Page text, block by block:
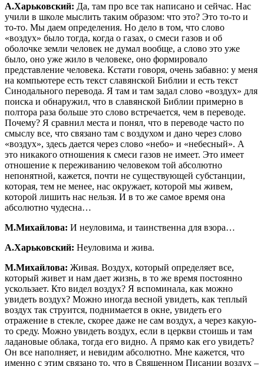
А.Харьковский: Да, там про все так написано и сейчас. Нас
учили в школе мыслить таким образом: что это? Это то-то и
то-то. Мы даем определения. Но дело в том, что слово
«воздух» было тогда, когда о газах, о смеси газов и об
оболочке земли человек не думал вообще, а слово это уже
было, оно уже жило в человеке, оно формировало
представление человека. Кстати говоря, очень забавно: у меня
на компьютере есть текст славянской Библии и есть текст
Синодального перевода. Я там и там задал слово «воздух» для
поиска и обнаружил, что в славянской Библии примерно в
полтора раза больше это слово встречается, чем в переводе.
Почему? Я сравнил места и понял, что в переводе часто по
смыслу все, что связано там с воздухом и дано через слово
«воздух», здесь дается через слово «небо» и «небесный». А
это никакого отношения к смеси газов не имеет. Это имеет
отношение к переживанию человеком той абсолютно
непонятной, кажется, почти не существующей субстанции,
которая, тем не менее, нас окружает, которой мы живем,
которой лишить нас нельзя. И в то же самое время она
абсолютно чудесна…
М.Михайлова: И неуловима, и таинственна для взора…
А.Харьковский: Неуловима и жива.
М.Михайлова: Живая. Воздух, который определяет все,
который живет и нам дает жизнь, в то же время постоянно
ускользает. Кто видел воздух? Я вспоминала, как можно
увидеть воздух? Можно иногда весной увидеть, как теплый
воздух так струится, поднимается в окне, увидеть его
отражение в стекле, скорее даже не сам воздух, а через какую-
то среду. Можно увидеть воздух, если в церкви стоишь и там
ладановые облака, тогда его видно. А прямо как его увидеть?
Он все наполняет, и невидим абсолютно. Мне кажется, что
именно с этим связано то, что в Священном Писании воздух –